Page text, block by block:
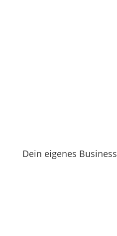
Dein eigenes Business